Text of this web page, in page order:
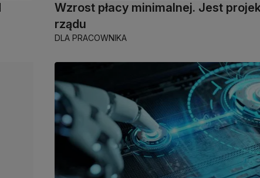
Wzrost płacy minimalnej. Jest
rządu
DLA PRACOWNIKA